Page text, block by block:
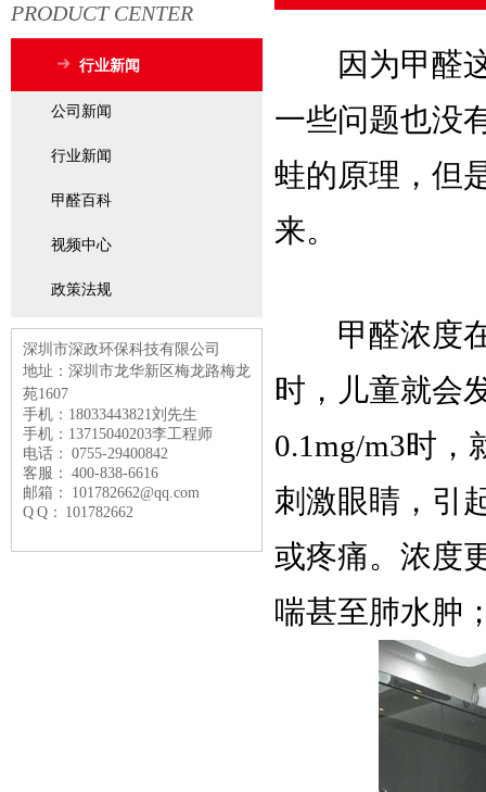
因为甲醛这
一些问题也没
蛙的原理，但
来。
甲醛浓度在
时，儿童就会
0.1mg/m3时，
刺激眼睛，引
或疼痛。浓度
喘甚至肺水肿
PRODUCT CENTER
行业新闻
公司新闻
行业新闻
甲醛百科
视频中心
政策法规
深圳市深政环保科技有限公司
地址：深圳市龙华新区梅龙路梅龙
苑1607
手机：18033443821刘先生
手机：13715040203李工程师
电话： 0755-29400842
客服： 400-838-6616
邮箱： 101782662@qq.com
Q Q： 101782662